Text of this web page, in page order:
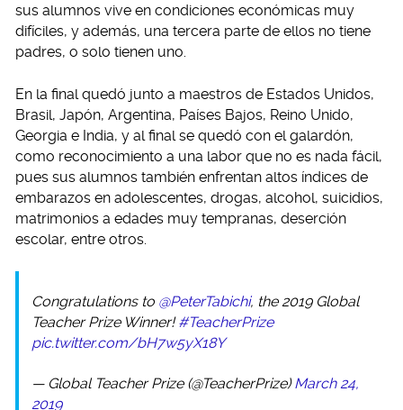
sus alumnos vive en condiciones económicas muy
difíciles, y además, una tercera parte de ellos no tiene
padres, o solo tienen uno.
En la final quedó junto a maestros de Estados Unidos,
Brasil, Japón, Argentina, Países Bajos, Reino Unido,
Georgia e India, y al final se quedó con el galardón,
como reconocimiento a una labor que no es nada fácil,
pues sus alumnos también enfrentan altos índices de
embarazos en adolescentes, drogas, alcohol, suicidios,
matrimonios a edades muy tempranas, deserción
escolar, entre otros.
Congratulations to @PeterTabichi, the 2019 Global
Teacher Prize Winner!#TeacherPrize
pic.twitter.com/bH7w5yX18Y
— Global Teacher Prize (@TeacherPrize)March 24,
2019